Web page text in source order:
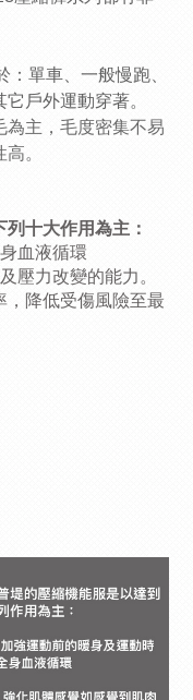
單車、一般慢跑、
戶外運動穿著。
為主，毛度密集不易
。
十大作用為主：
血液循環
壓力改變的能力。
，降低受傷風險至最